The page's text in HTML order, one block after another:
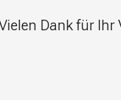
Dank für Ihr